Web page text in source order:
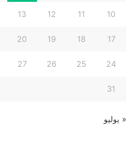
10
11
12
13
17
18
19
20
24
25
26
27
31
« يوليو